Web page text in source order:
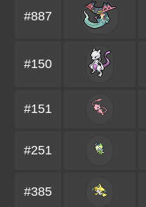
#887
#150
#151
#251
#385